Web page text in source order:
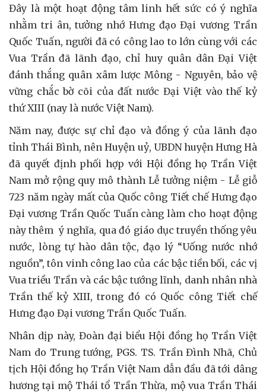
Đây là một hoạt động tâm linh hết sức có ý nghĩa
nhằm tri ân, tưởng nhớ Hưng đạo Đại vương Trần
Quốc Tuấn, người đã có công lao to lớn cùng với các
Vua Trần đã lãnh đạo, chỉ huy quân dân Đại Việt
đánh thắng quân xâm lược Mông - Nguyên, bảo vệ
vững chắc bờ cõi của đất nước Đại Việt vào thế kỷ
thứ XIII (nay là nước Việt Nam).
Năm nay, được sự chỉ đạo và đồng ý của lãnh đạo
tỉnh Thái Bình, nên Huyện uỷ, UBDN huyện Hưng Hà
đã quyết định phối hợp với Hội đồng họ Trần Việt
Nam mở rộng quy mô thành Lễ tưởng niệm - Lễ giỗ
723 năm ngày mất của Quốc công Tiết chế Hưng đạo
Đại vương Trần Quốc Tuấn càng làm cho hoạt động
này thêm ý nghĩa, qua đó giáo dục truyền thống yêu
nước, lòng tự hào dân tộc, đạo lý “Uống nước nhớ
nguồn”, tôn vinh công lao của các bậc tiền bối, các vị
Vua triều Trần và các bậc tướng lĩnh, danh nhân nhà
Trần thế kỷ XIII, trong đó có Quốc công Tiết chế
Hưng đạo Đại vương Trần Quốc Tuấn.
Nhân dịp này, Đoàn đại biểu Hội đồng họ Trần Việt
Nam do Trung tướng, PGS. TS. Trần Đình Nhã, Chủ
tịch Hội đồng họ Trần Việt Nam dẫn đầu đã tới dâng
hương tại mộ Thái tổ Trần Thừa, mộ vua Trần Thái